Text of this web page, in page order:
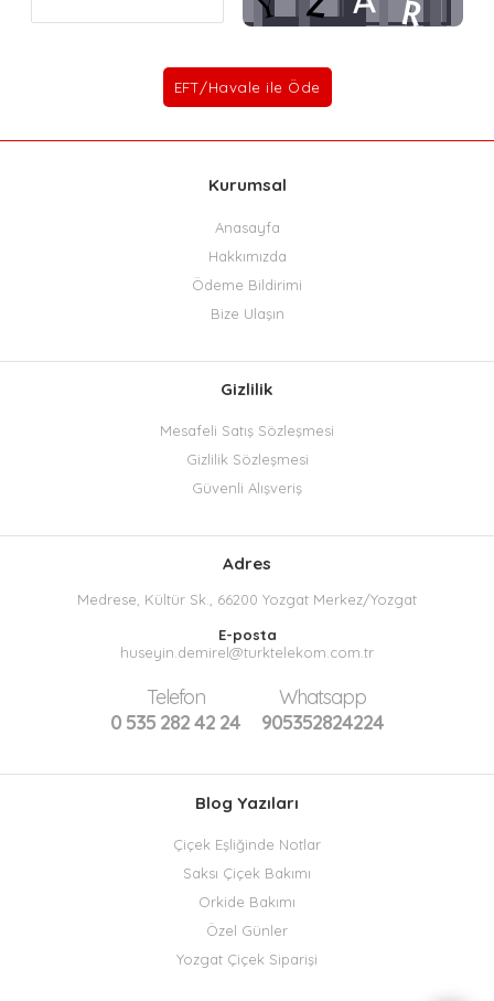
Kurumsal
Anasayfa
Hakkımızda
Ödeme Bildirimi
Bize Ulaşın
Gizlilik
Mesafeli Satış Sözleşmesi
Gizlilik Sözleşmesi
Güvenli Alışveriş
Adres
Medrese, Kültür Sk., 66200 Yozgat Merkez/Yozgat
E-posta
huseyin.demirel@turktelekom.com.tr
Telefon
0 535 282 42 24
Whatsapp
905352824224
Blog Yazıları
Çiçek Eşliğinde Notlar
Saksı Çiçek Bakımı
Orkide Bakımı
Özel Günler
Yozgat Çiçek Siparişi